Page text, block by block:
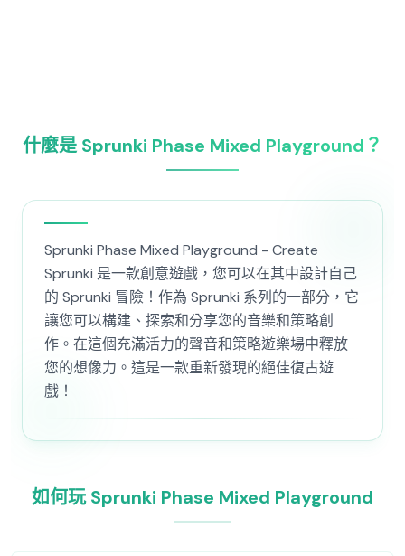
什麼是 Sprunki Phase Mixed Playground？
Sprunki Phase Mixed Playground - Create
Sprunki 是一款創意遊戲，您可以在其中設計自己
的 Sprunki 冒險！作為 Sprunki 系列的一部分，它
讓您可以構建、探索和分享您的音樂和策略創
作。在這個充滿活力的聲音和策略遊樂場中釋放
您的想像力。這是一款重新發現的絕佳復古遊
戲！
如何玩 Sprunki Phase Mixed Playground